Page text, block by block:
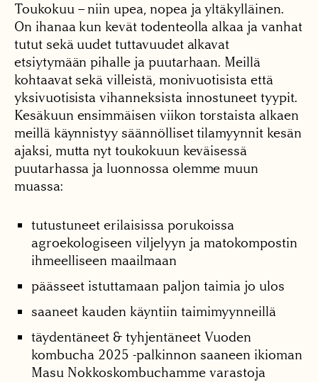
Toukokuu – niin upea, nopea ja yltäkylläinen.
On ihanaa kun kevät todenteolla alkaa ja vanhat
tutut sekä uudet tuttavuudet alkavat
etsiytymään pihalle ja puutarhaan. Meillä
kohtaavat sekä villeistä, monivuotisista että
yksivuotisista vihanneksista innostuneet tyypit.
Kesäkuun ensimmäisen viikon torstaista alkaen
meillä käynnistyy säännölliset tilamyynnit kesän
ajaksi, mutta nyt toukokuun keväisessä
puutarhassa ja luonnossa olemme muun
muassa:
tutustuneet erilaisissa porukoissa
agroekologiseen viljelyyn ja matokompostin
ihmeelliseen maailmaan
päässeet istuttamaan paljon taimia jo ulos
saaneet kauden käyntiin taimimyynneillä
täydentäneet & tyhjentäneet Vuoden
kombucha 2025 -palkinnon saaneen ikioman
Masu Nokkoskombuchamme varastoja